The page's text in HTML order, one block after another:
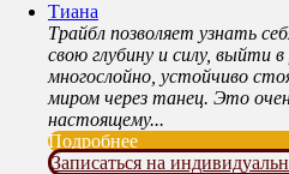
Тиана
Трайбл позволяет узнать
свою глубину и силу, выйти
многослойно, устойчиво
миром через танец. Это
настоящему...
Подробнее
Записаться на